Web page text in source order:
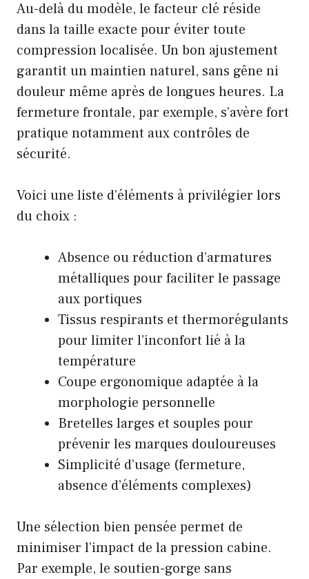
Au-delà du modèle, le facteur clé réside
dans la taille exacte pour éviter toute
compression localisée. Un bon ajustement
garantit un maintien naturel, sans gêne ni
douleur même après de longues heures. La
fermeture frontale, par exemple, s’avère fort
pratique notamment aux contrôles de
sécurité.
Voici une liste d’éléments à privilégier lors
du choix :
Absence ou réduction d’armatures
métalliques pour faciliter le passage
aux portiques
Tissus respirants et thermorégulants
pour limiter l’inconfort lié à la
température
Coupe ergonomique adaptée à la
morphologie personnelle
Bretelles larges et souples pour
prévenir les marques douloureuses
Simplicité d’usage (fermeture,
absence d’éléments complexes)
Une sélection bien pensée permet de
minimiser l’impact de la pression cabine.
Par exemple, le soutien-gorge sans